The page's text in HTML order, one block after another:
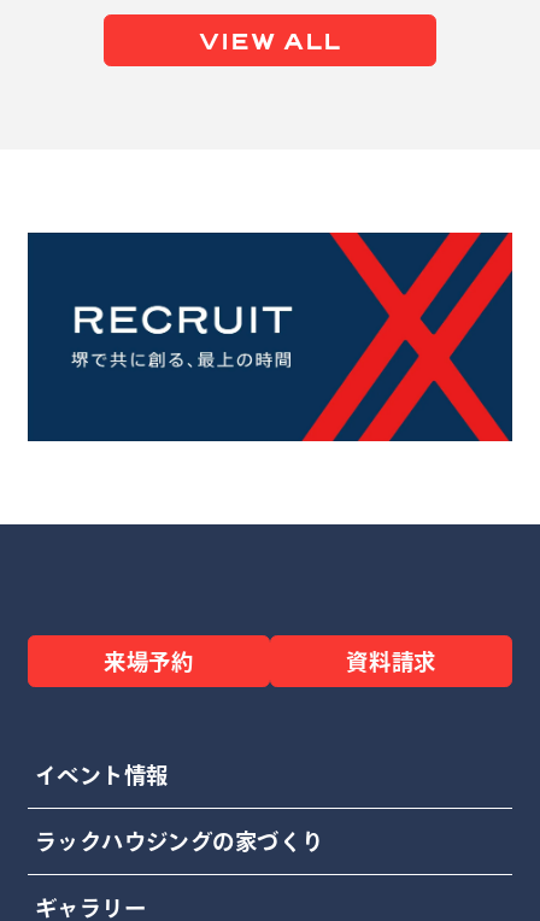
VIEW ALL
来場予約 資料請求
イベント情報
ラックハウジングの家づくり
ギャラリー